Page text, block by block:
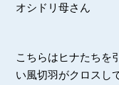
オシドリ母さん
こちらはヒナたちを
い風切羽がクロスし